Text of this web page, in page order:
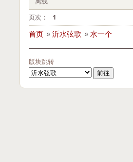
页次：
1
首页 » 沂水弦歌 » 水一个
版块跳转